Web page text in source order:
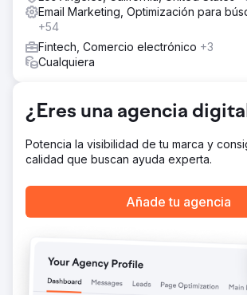
meses, respectivamente.
Ir a la página de la
Email Marketing, Optimización para
+54
Fintech, Comercio electrónico +3
Cualquiera
¿Eres una agencia
Potencia la visibilidad de tu marca y
calidad que buscan ayuda experta.
Añade tu agencia